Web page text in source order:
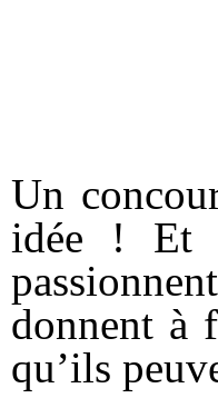
Un
idée ! Et
donnent à
qu’ils